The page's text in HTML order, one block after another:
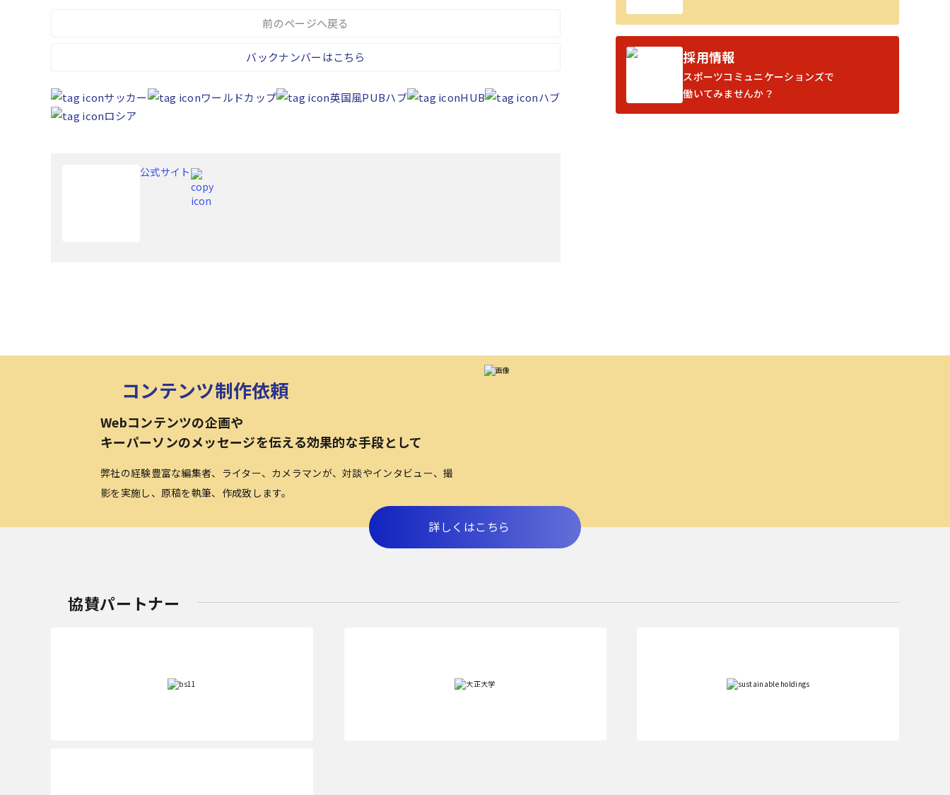
前のページへ戻る
バックナンバーはこちら
サッカー ワールドカップ 英国風PUBハブ HUB
ハブ
ロシア
公式サイト
採用情報
スポーツコミュニケーションズで
働いてみませんか？
コンテンツ制作依頼
Webコンテンツの企画や
キーパーソンのメッセージを伝える効果的な手段として
弊社の経験豊富な編集者、ライター、カメラマンが、対談やインタビュー、撮
影を実施し、原稿を執筆、作成致します。
詳しくはこちら
協賛パートナー